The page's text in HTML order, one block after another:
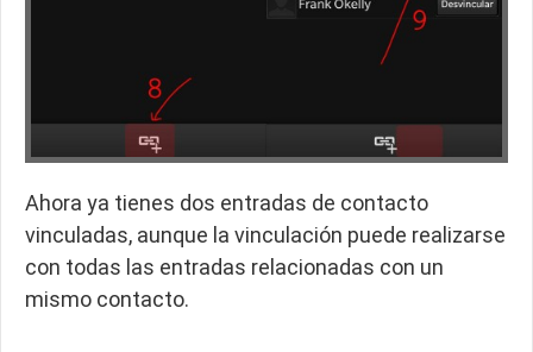
Ahora ya tienes dos entradas de contacto
vinculadas, aunque la vinculación puede realizarse
con todas las entradas relacionadas con un
mismo contacto.